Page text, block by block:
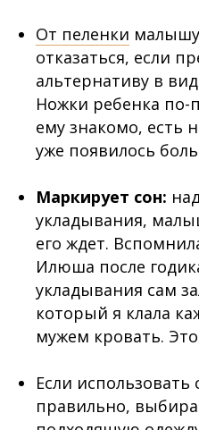
От пеленки
отказаться, если
альтернативу в
Ножки ребенка по-
ему знакомо, есть
уже появилось
Маркирует сон:
укладывания,
его ждет.
Илюша после
укладывания сам
который я клала
мужем кровать.
Если
правильно,